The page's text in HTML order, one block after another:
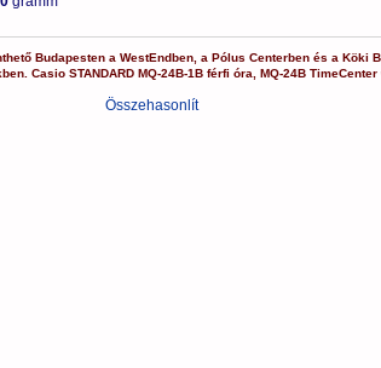
Budapesten a WestEndben, a Pólus Centerbenés a Köki
Casio STANDARD MQ-24B-1B férfi óra MQ-24B TimeCenter
Összehasonlít